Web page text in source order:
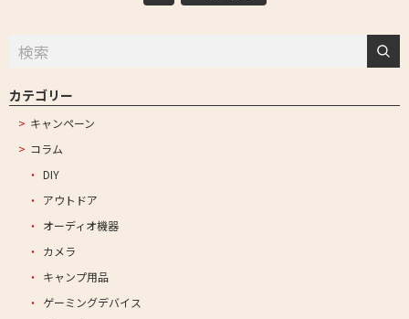
カテゴリー
キャンペーン
コラム
DIY
アウトドア
オーディオ機器
カメラ
キャンプ用品
ゲーミングデバイス